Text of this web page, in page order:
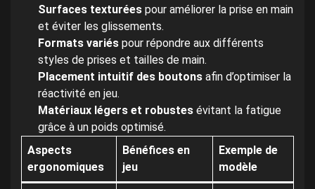
Surfaces texturées pour améliorer la prise en main
et éviter les glissements.
Formats variés pour répondre aux différents
styles de prises et tailles de main.
Placement intuitif des boutons afin d’optimiser la
réactivité en jeu.
Matériaux légers et robustes évitant la fatigue
grâce à un poids optimisé.
Aspects
ergonomiques
Bénéfices en
jeu
Exemple de
modèle